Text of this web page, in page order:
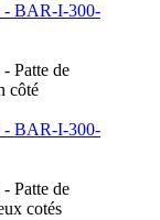
- BAR-I-300-
Patte de
côté
- BAR-I-300-
Patte de
cotés